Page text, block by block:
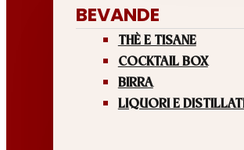
BEVANDE
THÈ E TISANE
COCKTAIL BOX
BIRRA
LIQUORI E DISTILLATI